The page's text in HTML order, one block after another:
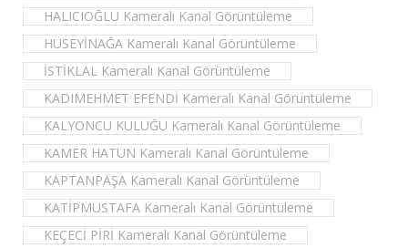
HALICIOĞLU Kameralı Kanal Görüntüleme
HÜSEYİNAĞA Kameralı Kanal Görüntüleme
İSTİKLAL Kameralı Kanal Görüntüleme
KADIMEHMET EFENDİ Kameralı Kanal Görüntüleme
KALYONCU KULUĞU Kameralı Kanal Görüntüleme
KAMER HATUN Kameralı Kanal Görüntüleme
KAPTANPAŞA Kameralı Kanal Görüntüleme
KATİPMUSTAFA Kameralı Kanal Görüntüleme
KEÇECİ PİRİ Kameralı Kanal Görüntüleme